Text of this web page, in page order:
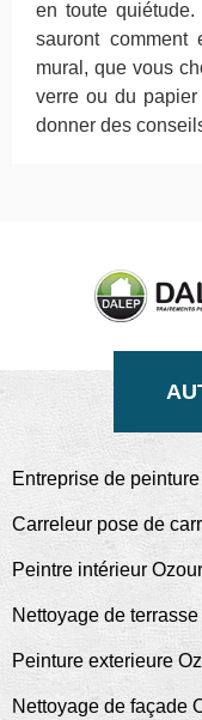
en toute
sauront comment
mural, que vous
verre ou du
donner des
Entreprise de
Carreleur pose de
Peintre intérieur
Nettoyage de
Peinture exterieure
Nettoyage de façade